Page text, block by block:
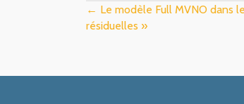
Posts
← Le modèle Full MVNO dans
résiduelles »